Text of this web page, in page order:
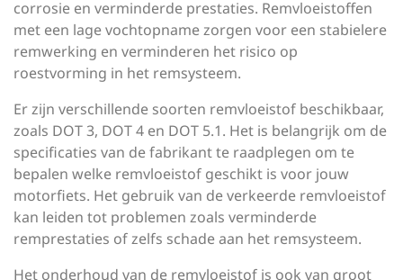
corrosie en verminderde prestaties. Remvloeistoffen
met een lage vochtopname zorgen voor een stabielere
remwerking en verminderen het risico op
roestvorming in het remsysteem.
Er zijn verschillende soorten remvloeistof beschikbaar,
zoals DOT 3, DOT 4 en DOT 5.1. Het is belangrijk om de
specificaties van de fabrikant te raadplegen om te
bepalen welke remvloeistof geschikt is voor jouw
motorfiets. Het gebruik van de verkeerde remvloeistof
kan leiden tot problemen zoals verminderde
remprestaties of zelfs schade aan het remsysteem.
Het onderhoud van de remvloeistof is ook van groot